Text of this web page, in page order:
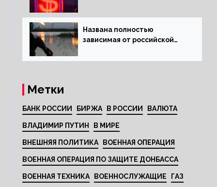
Названа полностью
зависимая от российской
Метки
БАНК РОССИИ БИРЖА В РОССИИ ВАЛЮТА
ВЛАДИМИР ПУТИН В МИРЕ
ВНЕШНЯЯ ПОЛИТИКА ВОЕННАЯ ОПЕРАЦИЯ
ВОЕННАЯ ОПЕРАЦИЯ ПО ЗАЩИТЕ ДОНБАССА
ВОЕННАЯ ТЕХНИКА ВОЕННОСЛУЖАЩИЕ ГАЗ